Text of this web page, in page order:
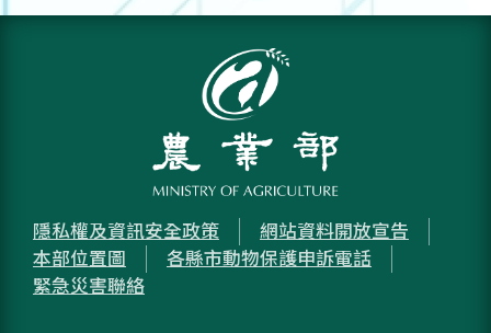
隱私權及資訊安全政策
網站資料開放宣告
本部位置圖
各縣市動物保護申訴電話
緊急災害聯絡